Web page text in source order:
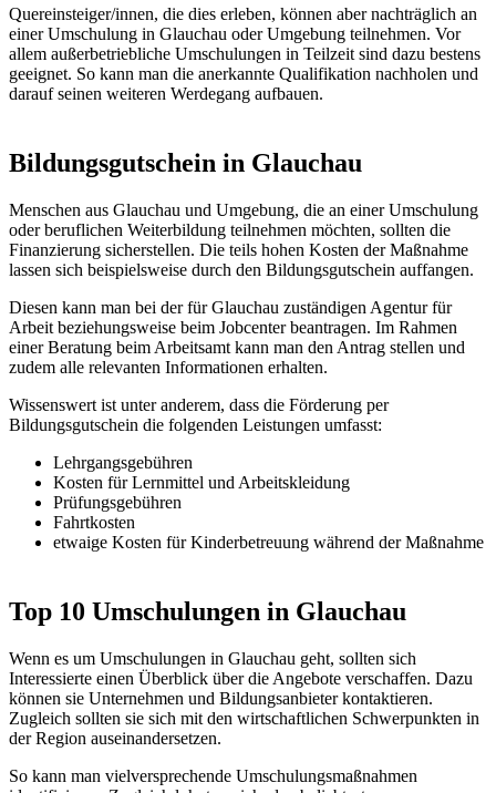
Quereinsteiger/innen, die dies erleben, können aber nachträglich an
einer Umschulung in Glauchau oder Umgebung teilnehmen. Vor
allem außerbetriebliche Umschulungen in Teilzeit sind dazu bestens
geeignet. So kann man die anerkannte Qualifikation nachholen und
darauf seinen weiteren Werdegang aufbauen.
Bildungsgutschein in Glauchau
Menschen aus Glauchau und Umgebung, die an einer Umschulung
oder beruflichen Weiterbildung teilnehmen möchten, sollten die
Finanzierung sicherstellen. Die teils hohen Kosten der Maßnahme
lassen sich beispielsweise durch den Bildungsgutschein auffangen.
Diesen kann man bei der für Glauchau zuständigen Agentur für
Arbeit beziehungsweise beim Jobcenter beantragen. Im Rahmen
einer Beratung beim Arbeitsamt kann man den Antrag stellen und
zudem alle relevanten Informationen erhalten.
Wissenswert ist unter anderem, dass die Förderung per
Bildungsgutschein die folgenden Leistungen umfasst:
Lehrgangsgebühren
Kosten für Lernmittel und Arbeitskleidung
Prüfungsgebühren
Fahrtkosten
etwaige Kosten für Kinderbetreuung während der Maßnahme
Top 10 Umschulungen in Glauchau
Wenn es um Umschulungen in Glauchau geht, sollten sich
Interessierte einen Überblick über die Angebote verschaffen. Dazu
können sie Unternehmen und Bildungsanbieter kontaktieren.
Zugleich sollten sie sich mit den wirtschaftlichen Schwerpunkten in
der Region auseinandersetzen.
So kann man vielversprechende Umschulungsmaßnahmen